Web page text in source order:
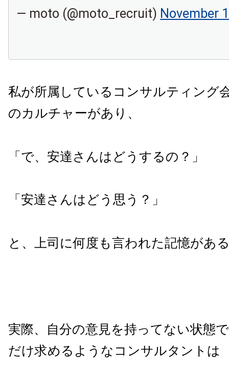
— moto (@moto_recruit) November
私が所属しているコンサルティング
のカルチャーがあり、
「で、安達さんはどうするの？」
「安達さんはどう思う？」
と、上司に何度も言われた記憶があ
実際、自分の意見を持ってない状態
だけ求めるようなコンサルタントは